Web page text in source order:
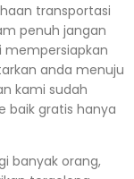
transportasi
penuh jangan
mempersiapkan
anda menuju
kami sudah
baik gratis hanya
banyak orang,